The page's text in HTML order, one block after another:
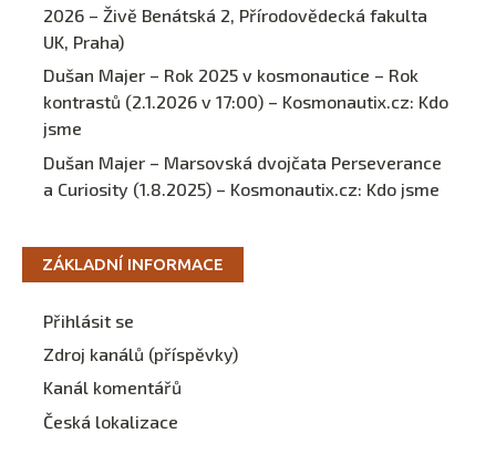
2026 – Živě Benátská 2, Přírodovědecká fakulta
UK, Praha)
Dušan Majer – Rok 2025 v kosmonautice – Rok
kontrastů (2.1.2026 v 17:00) – Kosmonautix.cz: Kdo
jsme
Dušan Majer – Marsovská dvojčata Perseverance
a Curiosity (1.8.2025) – Kosmonautix.cz: Kdo jsme
ZÁKLADNÍ INFORMACE
Přihlásit se
Zdroj kanálů (příspěvky)
Kanál komentářů
Česká lokalizace